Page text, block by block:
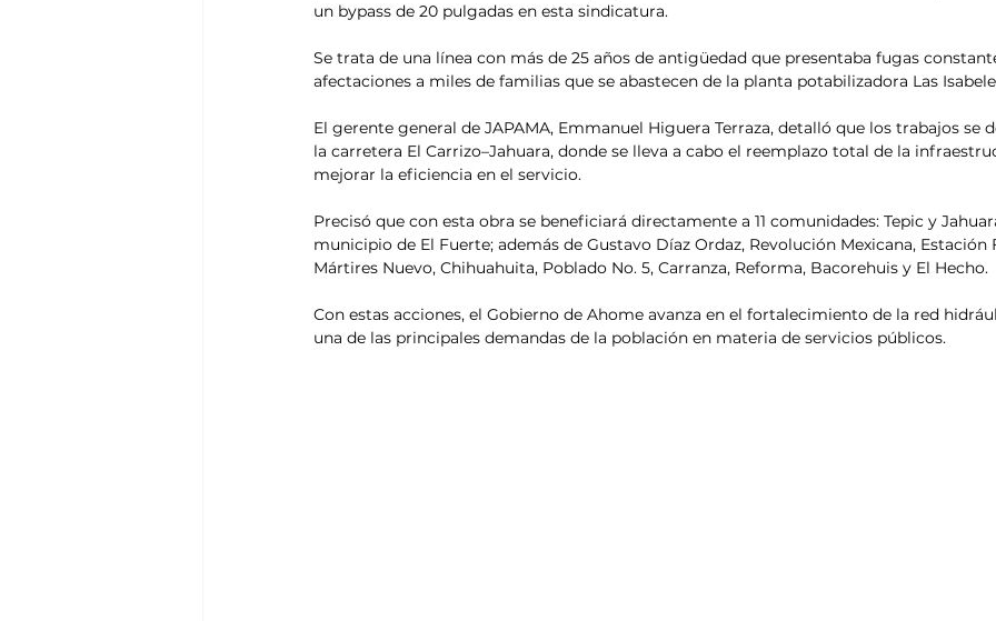
un bypass de 20 pulgadas en esta sindicatura.
Se trata de una línea con más de 25 años de antigüedad que presentaba fugas
afectaciones a miles de familias que se abastecen de la planta potabilizadora Las
El gerente general de JAPAMA, Emmanuel Higuera Terraza, detalló que los trabajos se
la carretera El Carrizo–Jahuara, donde se lleva a cabo el reemplazo total de la
mejorar la eficiencia en el servicio.
Precisó que con esta obra se beneficiará directamente a 11 comunidades: Tepic y
municipio de El Fuerte; además de Gustavo Díaz Ordaz, Revolución Mexicana, Estación
Mártires Nuevo, Chihuahuita, Poblado No. 5, Carranza, Reforma, Bacorehuis y El Hecho.
Con estas acciones, el Gobierno de Ahome avanza en el fortalecimiento de la red
una de las principales demandas de la población en materia de servicios públicos.